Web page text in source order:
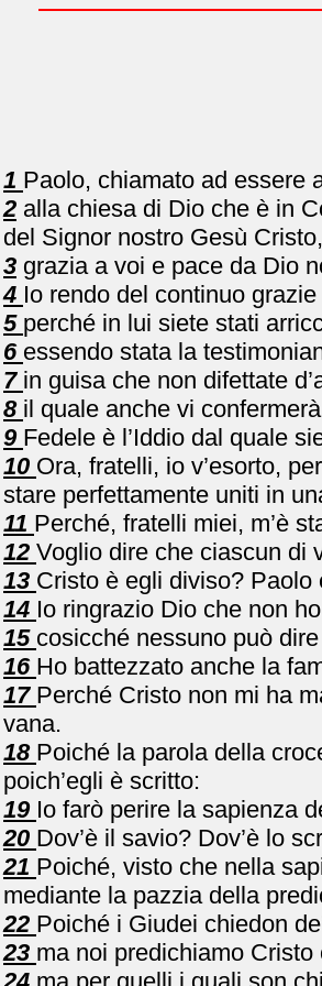
1 Paolo, chiamato ad essere
2 alla chiesa di Dio che è in
del Signor nostro Gesù
3 grazia a voi e pace da Dio
4 Io rendo del continuo
5 perché in lui siete stati
6 essendo stata la
7 in guisa che non difettate
8 il quale anche vi
9 Fedele è l’Iddio dal quale
10 Ora, fratelli, io v’esorto,
stare perfettamente uniti in
11 Perché, fratelli miei, m’è
12 Voglio dire che ciascun di
13 Cristo è egli diviso?
14 Io ringrazio Dio che non
15 cosicché nessuno può
16 Ho battezzato anche la
17 Perché Cristo non mi ha
vana.
18 Poiché la parola della
poich’egli è scritto:
19 Io farò perire la sapienza
20 Dov’è il savio? Dov’è lo
21 Poiché, visto che nella
mediante la pazzia della
22 Poiché i Giudei chiedon
23 ma noi predichiamo